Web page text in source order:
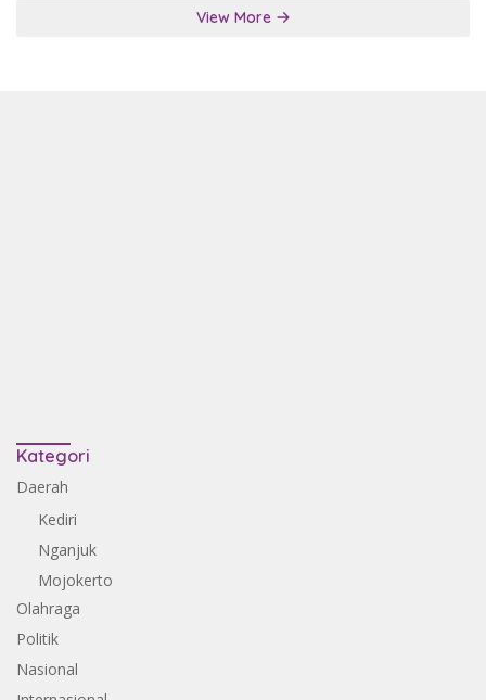
View More
Kategori
Daerah
Kediri
Nganjuk
Mojokerto
Olahraga
Politik
Nasional